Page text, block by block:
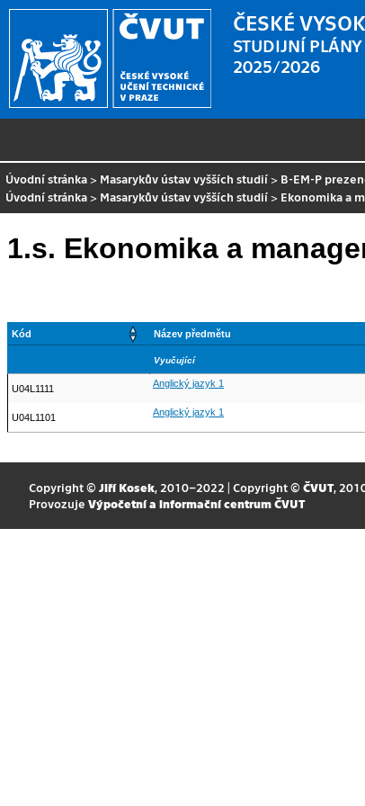
ČESKÉ
STUDIJNÍ PLÁNY
2025/2026
Úvodní stránka > Masarykův ústav vyšších studií > B-EM-P
Úvodní stránka > Masarykův ústav vyšších studií > Ekonomika a
1.s. Ekonomika a
Kód Název předmětu
Vyučující
U04L1111 Anglický jazyk 1
U04L1101 Anglický jazyk 1
Copyright © Jiří Kosek, 2010–2022 | Copyright © ČVUT,
Provozuje Výpočetní a informační centrum ČVUT